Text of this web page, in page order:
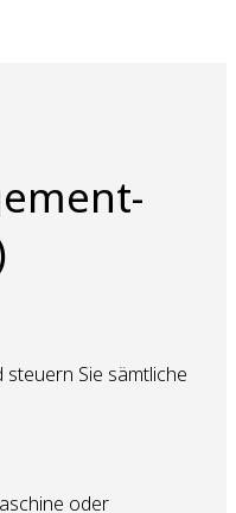
Sie sämtliche
oder